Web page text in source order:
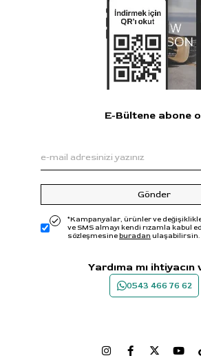
E-Bültene abone
Gönder
*Kampanyalar, ürünler ve
ve SMS almayı kendi rızamla kabul
sözleşmesineburadan ulaşabilirsin.
Yardıma mı ihtiyacın
0543 466 76 62